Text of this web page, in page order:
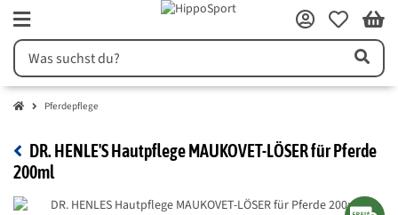
Pferdepflege
DR. HENLE'S Hautpflege MAUKOVET-LÖSER für Pferde
200ml